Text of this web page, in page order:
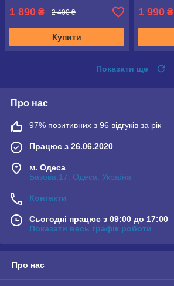
1 890 ₴ 2 400 ₴
Купити
1 990 ₴
Показати ще
Про нас
97% позитивних з 96 відгуків за рік
Працює з 26.06.2020
м. Одеса
Базова,17, Одеса, Україна
Контакти
Сьогодні працює з 09:00 до 17:00
Показати весь графік роботи
Про нас